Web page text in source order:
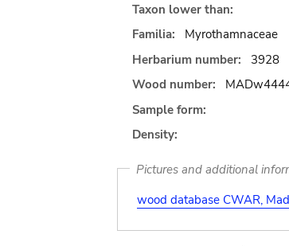
Taxon lower than:
Familia:
Myrothamnaceae
Herbarium number:
3928
Wood number:
Sample form:
Density:
Pictures and additional
wood database CWAR,